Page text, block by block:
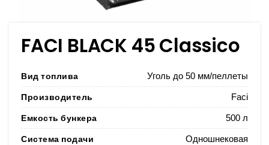
FACI BLACK 45 Classico
Вид топлива Уголь до 50 мм/пеллеты
Производитель Faci
Емкость бункера 500 л
Система подачи Одношнековая